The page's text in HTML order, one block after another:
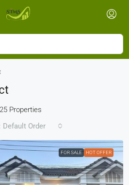
25 Properties
Default Order
FOR SALE HOT OFFER